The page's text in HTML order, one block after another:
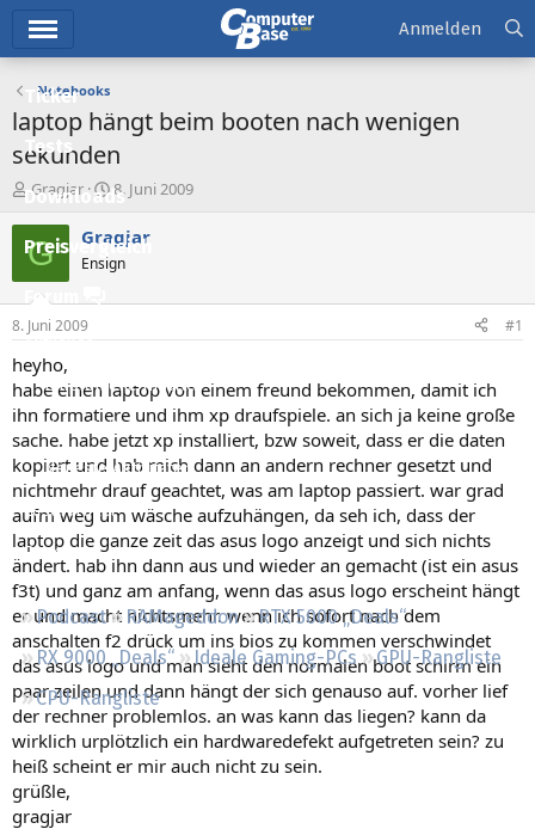
Ticker
Tests
Downloads
Preisvergleich
Forum
Aktuelles
Empfohlene Inhalte
Neue Beiträge
Neueste Aktivitäten
Leserartikel
Regeln
Podcast RAMageddon
RTX 5000 „Deals“
RX 9000 „Deals“
Ideale Gaming-PCs
GPU-Rangliste
CPU-Rangliste
Anmelden
Notebooks
laptop hängt beim booten nach wenigen
sekunden
E
r
s
t
e
r
Gragjar
E
r
s
t
e
t
8. Juni 2009
G Gragjar
Ensign
8. Juni 2009 #1
heyho,
habe einen laptop von einem freund bekommen, damit ich
ihn formatiere und ihm xp draufspiele. an sich ja keine große
sache. habe jetzt xp installiert, bzw soweit, dass er die daten
kopiert und hab mich dann an andern rechner gesetzt und
nichtmehr drauf geachtet, was am laptop passiert. war grad
aufm weg um wäsche aufzuhängen, da seh ich, dass der
laptop die ganze zeit das asus logo anzeigt und sich nichts
ändert. hab ihn dann aus und wieder an gemacht (ist ein asus
f3t) und ganz am anfang, wenn das asus logo erscheint hängt
er und macht nichtsmehr. wenn ich sofort nach dem
anschalten f2 drück um ins bios zu kommen verschwindet
das asus logo und man sieht den normalen boot schirm ein
paar zeilen und dann hängt der sich genauso auf. vorher lief
der rechner problemlos. an was kann das liegen? kann da
wirklich urplötzlich ein hardwaredefekt aufgetreten sein? zu
heiß scheint er mir auch nicht zu sein.
grüßle,
gragjar